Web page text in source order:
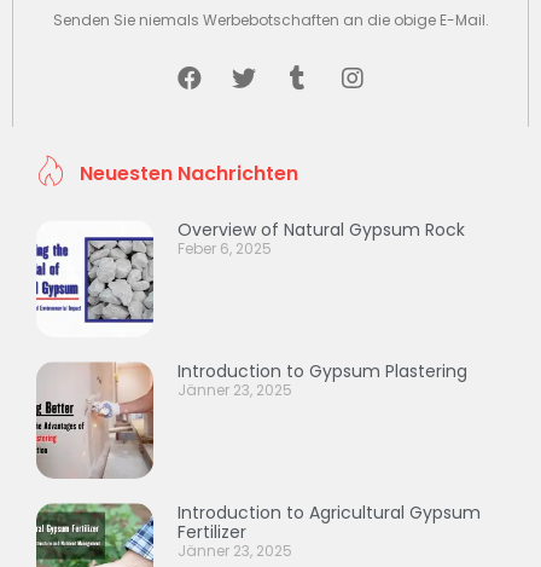
Senden Sie niemals Werbebotschaften an die obige E-Mail.
Neuesten Nachrichten
Overview of Natural Gypsum Rock
Feber 6, 2025
Introduction to Gypsum Plastering
Jänner 23, 2025
Introduction to Agricultural Gypsum
Fertilizer
Jänner 23, 2025